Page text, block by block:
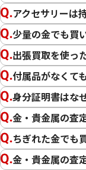
22金 (K22) ブレス
25g
参考買取価格
684,000円
アクセサリーは
少量の金でも買
出張買取を使っ
付属品がなくて
身分証明書はな
金・貴金属の査
ちぎれた金でも
金・貴金属の査